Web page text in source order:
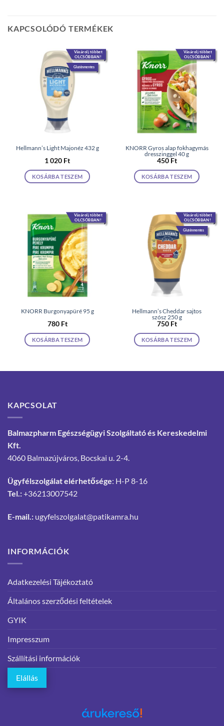
KAPCSOLÓDÓ TERMÉKEK
Vásárolj többet
OLCSÓBBAN!
Gluténmentes
Hellmann’s Light Majonéz 432 g
1 020 Ft
KOSÁRBA TESZEM
Vásárolj többet
OLCSÓBBAN!
KNORR Gyros alap fokhagymás
dresszinggel 40 g
450 Ft
KOSÁRBA TESZEM
Vásárolj többet
OLCSÓBBAN!
KNORR Burgonyapüré 95 g
780 Ft
KOSÁRBA TESZEM
Vásárolj többet
OLCSÓBBAN!
Gluténmentes
Hellmann’s Cheddar sajtos
szósz 250 g
750 Ft
KOSÁRBA TESZEM
KAPCSOLAT
Balmazpharm Egészségügyi Szolgáltató és Kereskedelmi
Kft.
4060 Balmazújváros, Bocskai u. 2-4.
Ügyfélszolgálat elérhetősége: H-P 8-16
Tel.:+36213007542
E-mail.: ugyfelszolgalat@patikamra.hu
INFORMÁCIÓK
Adatkezelési Tájékoztató
Általános szerződési feltételek
GYIK
Impresszum
Szállítási információk
Elállás